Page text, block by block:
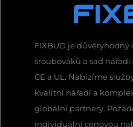
FIXBUD je důvěryhodný
šroubováků a sad nářadí
CE a UL. Nabízíme
kvalitní nářadí a
globální partnery.
individuální cenovou